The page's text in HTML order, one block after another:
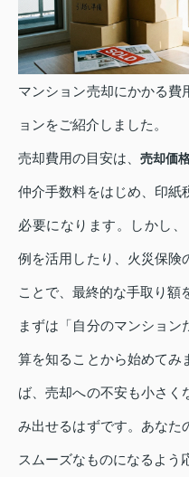
マンション売却にかかる費
ョンをご紹介しました。
売却費用の目安は、 売却価
仲介手数料をはじめ、印紙
必要になります。しかし
例を活用したり、火災保険
ことで、最終的な手取り額
まずは「自分のマンショ
算を知ることから始めてみ
ば、売却への不安も小さく
み出せるはずです。あなた
スムーズなものになるよう